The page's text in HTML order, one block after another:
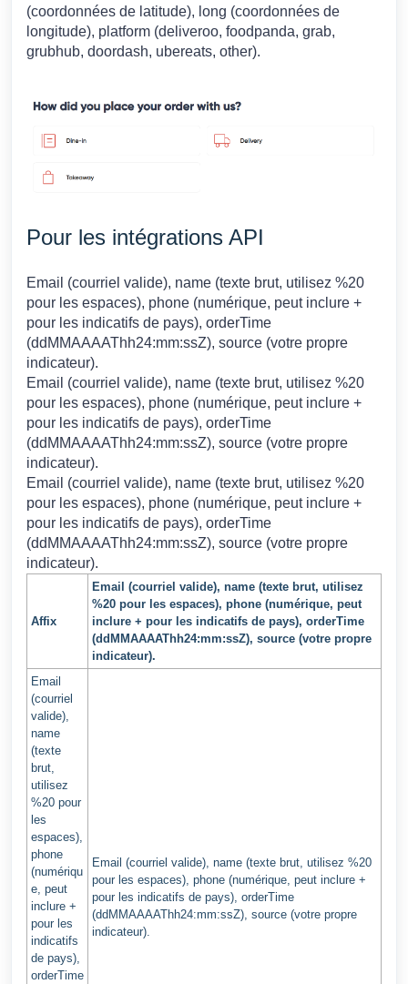
(coordonnées de latitude), long (coordonnées de
longitude), platform (deliveroo, foodpanda, grab,
grubhub, doordash, ubereats, other).
Pour les intégrations API
Email (courriel valide), name (texte brut, utilisez %20
pour les espaces), phone (numérique, peut inclure +
pour les indicatifs de pays), orderTime
(ddMMAAAAThh24:mm:ssZ), source (votre propre
indicateur).
Email (courriel valide), name (texte brut, utilisez %20
pour les espaces), phone (numérique, peut inclure +
pour les indicatifs de pays), orderTime
(ddMMAAAAThh24:mm:ssZ), source (votre propre
indicateur).
Email (courriel valide), name (texte brut, utilisez %20
pour les espaces), phone (numérique, peut inclure +
pour les indicatifs de pays), orderTime
(ddMMAAAAThh24:mm:ssZ), source (votre propre
indicateur).
Affix
Email (courriel valide), name (texte brut, utilisez
%20 pour les espaces), phone (numérique, peut
inclure + pour les indicatifs de pays), orderTime
(ddMMAAAAThh24:mm:ssZ), source (votre propre
indicateur).
Email
(courriel
valide),
name
(texte
brut,
utilisez
%20 pour
les
espaces),
phone
(numériqu
e, peut
inclure +
pour les
indicatifs
de pays),
orderTime
Email (courriel valide), name (texte brut, utilisez %20
pour les espaces), phone (numérique, peut inclure +
pour les indicatifs de pays), orderTime
(ddMMAAAAThh24:mm:ssZ), source (votre propre
indicateur).